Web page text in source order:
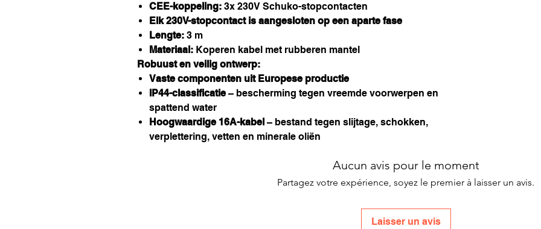
CEE-koppeling: 3x 230V Schuko-stopcontacten
Elk 230V-stopcontact is aangesloten op een aparte fase
Lengte: 3 m
Materiaal: Koperen kabel met rubberen mantel
Robuust en veilig ontwerp:
Vaste componenten uit Europese productie
IP44-classificatie– bescherming tegen vreemde voorwerpen en
spattend water
Hoogwaardige 16A-kabel – bestand tegen slijtage, schokken,
verplettering, vetten en minerale oliën
Aucun avis pour le moment
Partagez votre expérience, soyez le premier à laisser un avis.
Laisser un avis